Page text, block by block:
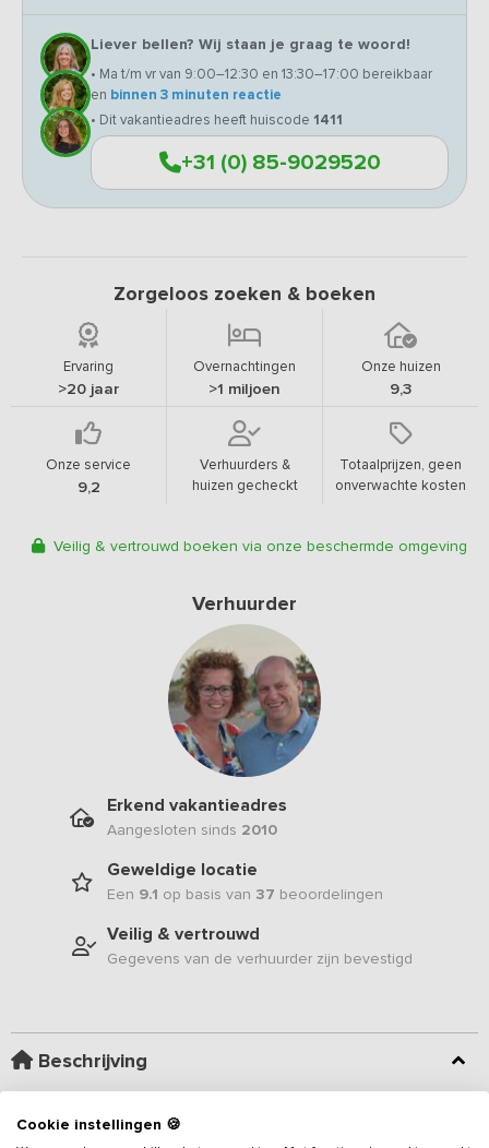
Liever bellen? Wij staan je graag te woord!
• Ma t/m vr van 9:00–12:30 en 13:30–17:00 bereikbaar
en binnen 3 minuten reactie
• Dit vakantieadres heeft huiscode 1411
+31 (0) 85-9029520
Zorgeloos zoeken & boeken
Ervaring
>20 jaar
Overnachtingen
>1 miljoen
Onze huizen
9,3
Onze service
9,2
Verhuurders &
huizen gecheckt
Totaalprijzen, geen
onverwachte kosten
Veilig & vertrouwd boeken via onze beschermde omgeving
Verhuurder
Erkend vakantieadres
Aangesloten sinds 2010
Geweldige locatie
Een 9.1 op basis van 37 beoordelingen
Veilig & vertrouwd
Gegevens van de verhuurder zijn bevestigd
Beschrijving
Dit sfeervolle 34-persoons
gemakken en ligt op korte afstand van verschillende
Cookie instellingen 🍪